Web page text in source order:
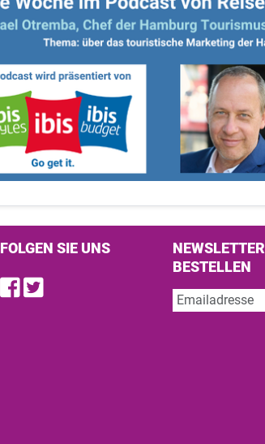
FOLGEN SIE UNS
Find us on Facebook
Follow us on Twitter
NEWSLETTER
BESTELLEN